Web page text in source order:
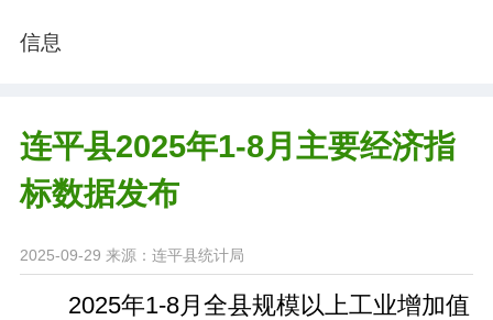
信息
连平县2025年1-8月主要经济指
标数据发布
2025-09-29 来源：连平县统计局
2025年1-8月全县规模以上工业增加值